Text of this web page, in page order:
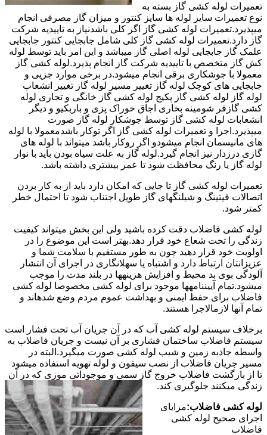
تعمیرات لوله کشی گاز بسته به
نوع تعمیرات سایز لوله ها سایز کنتور و میزان گاز مصرفی انجام
میپذیرد.تعمیرات لوله کشی گاز اگر کلی باشدنیاز به تاییدیه شرکت
گاز دارد.تعمیرات لوله کشی گاز کلی شامل جابجایی کنتور جابجایی
علمک گاز جابجایی لوله اصلی گاز میباشد و این امر باید توسط لوله
کش گاز متخصص با تاییدیه شرکت گاز انجام پذیرد.لوله کشی گاز
معمولا با جوشکاری برقی انجام میشود.در برخی موارد جزیی و
جابجایی های کوچک لوله گاز تغییر مسیر لوله گاز تغییر انشعاب
لوله گاز لوله کشی گاز پکیج لوله کشی گاز خانگی و تجاری لوله
کشی گازفر شومینه بخاری اجاق خوراک پزی و باربکیو و دیگر
انشعابات لوله کشی گاز توسط جوشکار لوله گاز صورت
میپذیرد.اجرا و تعمیرات لوله کشی گاز اگر توکار باشدمعمولا با لوله
های مانیسمان انجام میشودو اگر روکار باشد میتواند با لوله های
گازی درزدار نیز انجام گیرد.لوله گاز به علت سیاه بودن باید با نوار
لوله گاز یا رنگ محافظت شود تا عمر بیشتری داشته باشد.
تعمیرات لوله کشی گاز تا جایی که امکان دارد باید از به کار بردن
اتصالات فیتینگ و شیلنگهای گاز طویل اجتناب شود تا احتمال خطر
کمتر شود.
لوله کشی فاضلاب دقت کرده باشید ولی این بخش میتواند کیفیت
زندگی را تحت شعاع خود قرار دهد.بهتر است این موضوع را در
اولویت خود قرار دهید چون به طور مستقیم با سلامت شما و
عزیزانتان ارتباط دارد و اشتباه یا سهلانگاری در اجرای آن انتشار
آلودگی بوی بد محیط و افزایش هزینهها در بلند مدت را موجب
میشود.تمام آییننامهها موجود برای لوله کشی مخصوصا لوله کشی
فاضلاب برای حفظ ایمنی و بهداشت عموم مردم وضع شدهاند و
تمام آنها لازمالاجرا هستند.
برخلاف سیستم لوله کشی آب که در آن جریان آب تحت فشار است
سیستم فاضلاب ساختمان فشاری بر آن نیست و جریان فاضلاب به
واسطه جاذبه زمین و شیب لوله کشی صورت میگیرد.البته در
مسیر جریان فاضلاب از نصب سیفون و لوله تهویه استفاده میشود
تا از بازگشت فاضلاب خروج گاز سمی و موجوداتی موزی که در آن
زندگی میکنند جلوگیری کند.
لوله کشی فاضلاب:مزایای
اجرای صحیح لوله کشی
فاضلاب